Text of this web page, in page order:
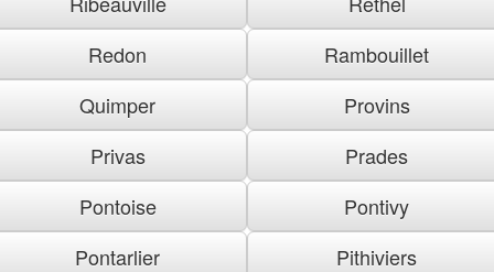
Redon
Rambouillet
Quimper
Provins
Privas
Prades
Pontoise
Pontivy
Pontarlier
Pithiviers